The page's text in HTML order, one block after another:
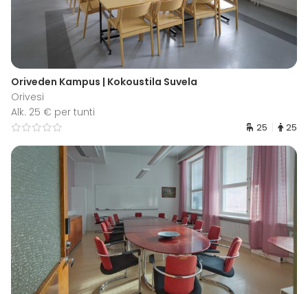
Oriveden Kampus | Kokoustila Suvela
Orivesi
Alk. 25 € per tunti
25 25